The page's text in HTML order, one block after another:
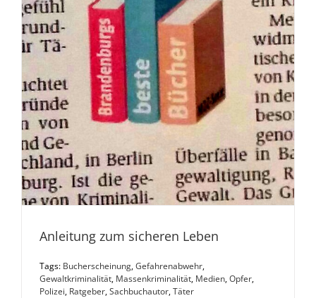
Anleitung zum sicheren Leben
Tags: Bucherscheinung,Gefahrenabwehr,
Gewaltkriminalität, Massenkriminalität, Medien,Opfer,
Polizei, Ratgeber,Sachbuchautor,Täter